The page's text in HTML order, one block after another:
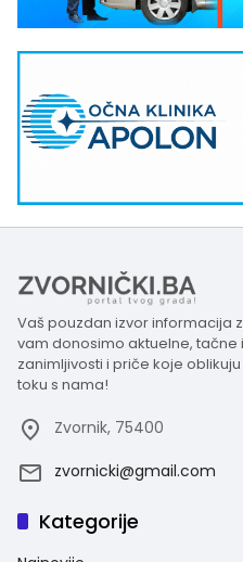
Vaš pouzdan izvor informacija
vam donosimo aktuelne, tačne
zanimljivosti i priče koje
toku s nama!
Zvornik, 75400
zvornicki@gmail.com
Kategorije